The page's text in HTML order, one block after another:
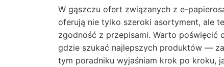
W gąszczu ofert związanych z e-
oferują nie tylko szeroki asortyment, ale
zgodność z przepisami. Warto poświęcić
gdzie szukać najlepszych produktów —
tym poradniku wyjaśniam krok po kroku,